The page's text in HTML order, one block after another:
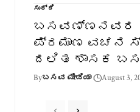
ಸುದ್ದಿ
ಬಸವಣ್ಣನವರ
ಪ್ರಮಾಣ ವಚನ
ದಲಿತ ಶಾಸಕ
Byಬಸವ ಮೀಡಿಯಾ August 3,